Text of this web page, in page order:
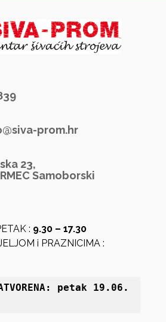
prom.hr
23,
Samoborski
: 9.30 – 17.30
i PRAZNICIMA :
petak 19 .06.